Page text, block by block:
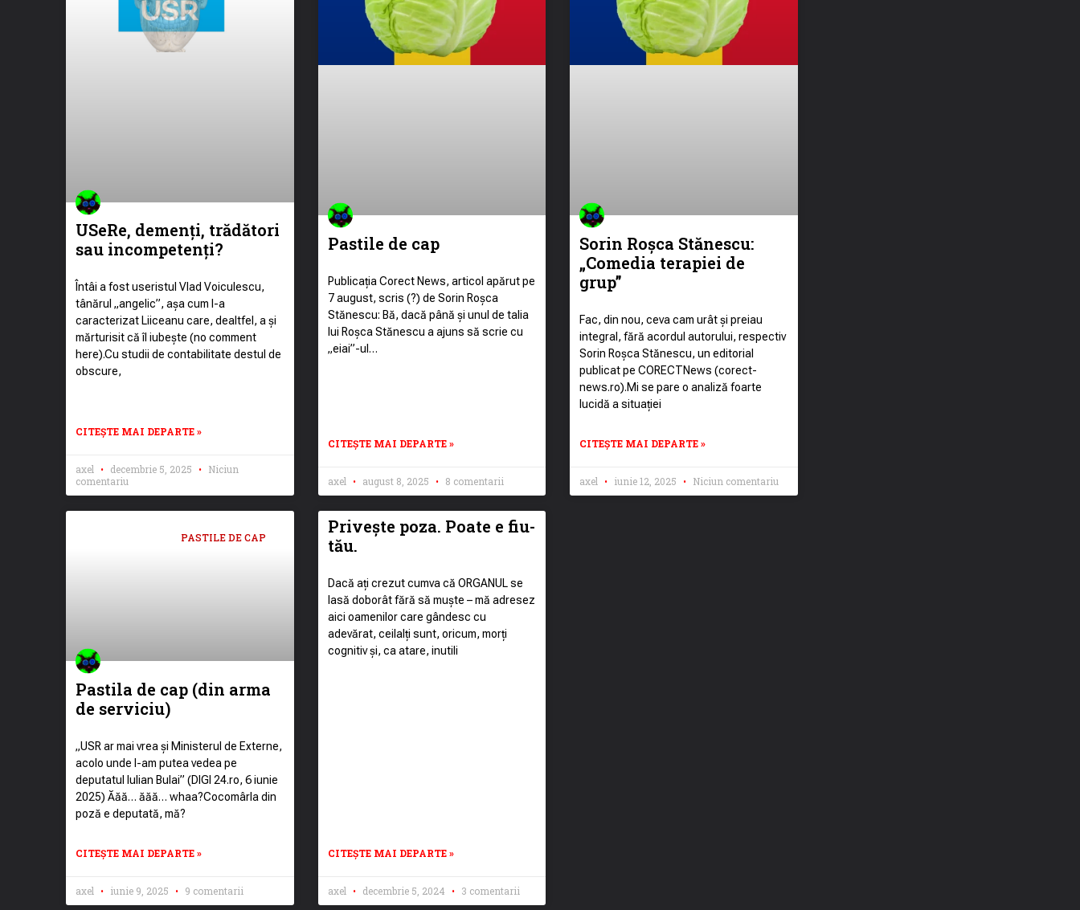
USeRe, demenți, trădători
sau incompetenți?
Întâi a fost useristul Vlad Voiculescu,
tânărul „angelic”, așa cum l-a
caracterizat Liiceanu care, dealtfel, a și
mărturisit că îl iubește (no comment
here).Cu studii de contabilitate destul de
obscure,
CITEȘTE MAI DEPARTE »
axel decembrie 5, 2025
Niciun
comentariu
Pastile de cap
Publicația Corect News, articol apărut pe
7 august, scris (?) de Sorin Roșca
Stănescu: Bă, dacă până și unul de talia
lui Roșca Stănescu a ajuns să scrie cu
„eiai”-ul…
CITEȘTE MAI DEPARTE »
axel august 8, 2025 8 comentarii
Sorin Roșca Stănescu:
„Comedia terapiei de
grup”
Fac, din nou, ceva cam urât și preiau
integral, fără acordul autorului, respectiv
Sorin Roșca Stănescu, un editorial
publicat pe CORECTNews (corect-
news.ro).Mi se pare o analiză foarte
lucidă a situației
CITEȘTE MAI DEPARTE »
axel iunie 12, 2025 Niciun comentariu
PASTILE DE CAP
Pastila de cap (din arma
de serviciu)
„USR ar mai vrea și Ministerul de Externe,
acolo unde l-am putea vedea pe
deputatul Iulian Bulai” (DIGI 24.ro, 6 iunie
2025) Ăăă… ăăă… whaa?Cocomârla din
poză e deputată, mă?
CITEȘTE MAI DEPARTE »
axel iunie 9, 2025 9 comentarii
Privește poza. Poate e fiu-
tău.
Dacă ați crezut cumva că ORGANUL se
lasă doborât fără să muște – mă adresez
aici oamenilor care gândesc cu
adevărat, ceilalți sunt, oricum, morți
cognitiv și, ca atare, inutili
CITEȘTE MAI DEPARTE »
axel decembrie 5, 2024 3 comentarii